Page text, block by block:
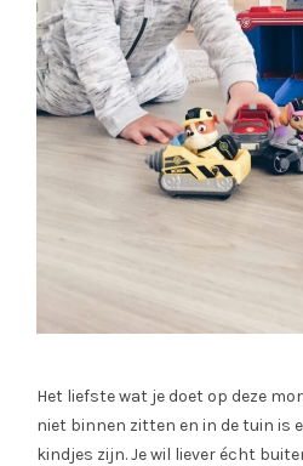
Het liefste wat je doet op deze
niet binnen zitten en in de tuin is
kindjes zijn. Je wil liever écht